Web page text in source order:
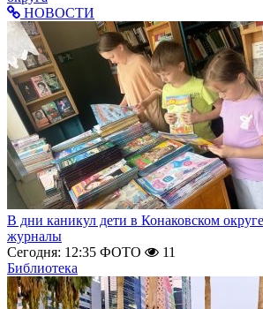
НОВОСТИ
В дни каникул дети в Конаковском
журналы
Сегодня: 12:35 ФОТО
11
Библиотека